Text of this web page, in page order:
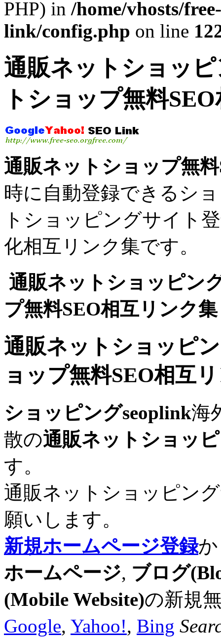
PHP) in /home/vhosts/
link/config.php on line
通販ネットショッ
トショップ無料
通販ネットショップ無
時に自動登録できるシ
トショッピングサイト
化相互リンク集です。
通販ネットショッピン
プ無料SEO相互リンク集
通販ネットショッピ
ョップ無料SEO相互
ショッピングseoplink海
散の通販ネットショッ
す。
通販ネットショッピン
願いします。
新規ホームページ登録
ホームページ, ブログ
(Mobile Website)の新規
Google, Yahoo!, Bing